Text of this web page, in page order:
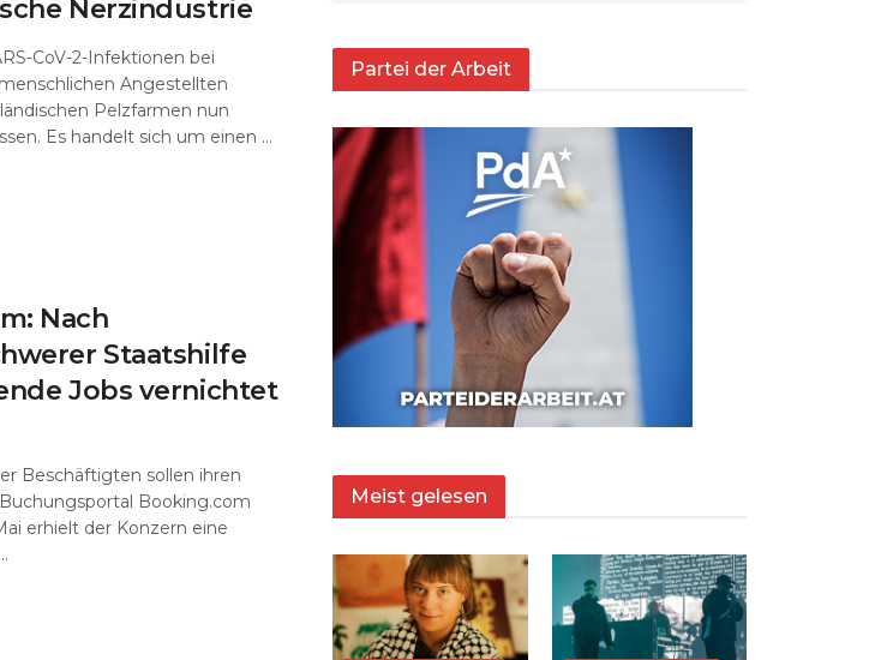
Nerzindustrie
CoV-2-Infektionen bei
Angestellten
Pelzfarmen nun
Es handelt sich um einen ...
Nach
Staatshilfe
Jobs vernichtet
Beschäftigten sollen ihren
Booking.com
erhielt der Konzern eine
Partei der Arbeit
Meist gelesen